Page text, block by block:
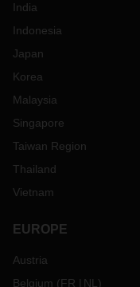
India
Indonesia
Japan
Korea
Malaysia
Singapore
Taiwan Region
Thailand
Vietnam
EUROPE
Austria
Belgium (FR NL )